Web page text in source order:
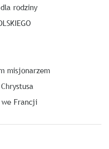
rodziny
misjonarzem
we Francji